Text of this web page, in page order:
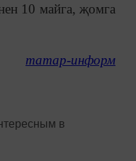
10 майга, җомга
татар-информ
в